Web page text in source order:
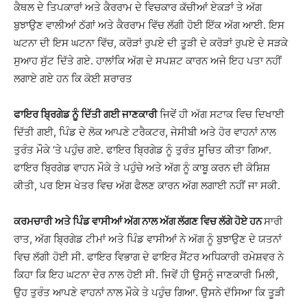
ਕੈਥਲ ਦੇ ਤਿਪਕਾਰਾਂ ਅਤੇ ਕੈਰਰਾਮ ਦੇ ਵਿਚਕਾਰ ਕੱਚੀਆਂ ਏਕੜਾਂ ਤੇ ਅੱਗ
ਬੁਝਾਉਣ ਵਾਲੀਆਂ ਠੱਗਾਂ ਅਤੇ ਕੈਰਰਾਮ ਵਿੱਚ ਲੱਗੀ ਹੋਈ ਇੱਕ ਅੱਗ ਆਈ. ਇਸ
ਘਟਨਾ ਦੀ ਇਸ ਘਟਨਾ ਵਿੱਚ, ਕਰੋੜਾਂ ਰੁਪਏ ਦੀ ਤੂੜੀ ਦੇ ਕਰੋੜਾਂ ਰੁਪਏ ਦੇ ਸੜਕੇ
ਸੁਆਹ ਸੁੱਟ ਦਿੱਤੇ ਗਏ. ਹਾਲਾਂਕਿ ਅੱਗ ਦੇ ਸਪਸ਼ਟ ਕਾਰਨ ਅਜੇ ਇਹ ਪਤਾ ਨਹੀਂ
ਲਗਾਏ ਗਏ ਹਨ ਕਿ ਕੋਈ ਸ਼ਰਾਰਤ
ਫਾਇਰ ਬ੍ਰਿਗੇਡ ਨੂੰ ਦਿੱਤੀ ਗਈ ਜਾਣਕਾਰੀਜਿਵੇਂ ਹੀ ਅੱਗ ਸਟਾਕ ਵਿਚ ਦਿਖਾਈ
ਦਿੱਤੀ ਗਈ, ਪਿੰਡ ਦੇ ਲੋਕ ਆਪਣੇ ਟਰੈਕਟਰ, ਜੇਸੀਬੀ ਅਤੇ ਹੋਰ ਵਾਹਨਾਂ ਨਾਲ
ਤੁਰੰਤ ਮੌਕੇ ‘ਤੇ ਪਹੁੰਚ ਗਏ. ਫਾਇਰ ਬ੍ਰਿਗੇਡ ਨੂੰ ਤੁਰੰਤ ਸੂਚਿਤ ਕੀਤਾ ਗਿਆ.
ਫਾਇਰ ਬ੍ਰਿਗੇਡ ਵਾਹਨ ਮੌਕੇ ਤੇ ਪਹੁੰਚੇ ਅਤੇ ਅੱਗ ਨੂੰ ਕਾਬੂ ਕਰਨ ਦੀ ਕੋਸ਼ਿਸ਼
ਕੀਤੀ, ਪਰ ਇਸ ਖੇਤਰ ਵਿਚ ਅੱਗ ਫੈਲਣ ਕਾਰਨ ਅੱਗ ਲਗਾਈ ਨਹੀਂ ਜਾ ਸਕੀ.
ਕਰਮਚਾਰੀ ਅਤੇ ਪਿੰਡ ਵਾਸੀਆਂ ਅੱਗ ਨਾਲ ਅੱਗ ਲੱਗਣ ਵਿਚ ਲੱਗੇ ਹੋਏ ਹਨਸਾਰੀ
ਰਾਤ, ਅੱਗ ਬ੍ਰਿਗੇਡ ਟੀਮਾਂ ਅਤੇ ਪਿੰਡ ਵਾਸੀਆਂ ਨੇ ਅੱਗ ਨੂੰ ਬੁਝਾਉਣ ਦੇ ਯਤਨਾਂ
ਵਿਚ ਲੱਗੀ ਹੋਈ ਸੀ. ਫਾਇਰ ਵਿਭਾਗ ਦੇ ਫਾਇਰ ਸੈਂਟਰ ਅਧਿਕਾਰੀ ਰਮੇਸ਼ਵਰ ਨੇ
ਕਿਹਾ ਕਿ ਇਹ ਘਟਨਾ ਦੇਰ ਨਾਲ ਹੋਈ ਸੀ. ਜਿਵੇਂ ਹੀ ਉਸਨੂੰ ਜਾਣਕਾਰੀ ਮਿਲੀ,
ਉਹ ਤੁਰੰਤ ਆਪਣੇ ਵਾਹਨਾਂ ਨਾਲ ਮੌਕੇ ਤੇ ਪਹੁੰਚ ਗਿਆ. ਉਸਨੇ ਦੱਸਿਆ ਕਿ ਤੂੜੀ